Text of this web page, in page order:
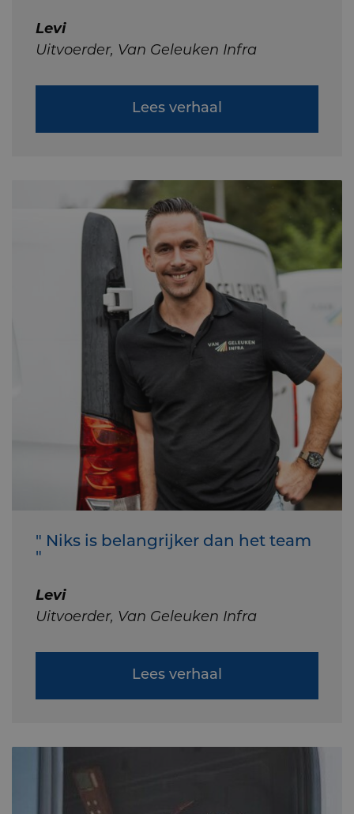
Levi
Uitvoerder, Van Geleuken Infra
Lees verhaal
" Niks is belangrijker dan het team
"
Levi
Uitvoerder, Van Geleuken Infra
Lees verhaal